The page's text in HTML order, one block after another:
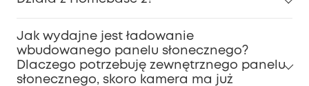
Jak wydajne jest ładowanie
wbudowanego panelu słonecznego?
Dlaczego potrzebuję zewnętrznego panelu
słonecznego, skoro kamera ma już